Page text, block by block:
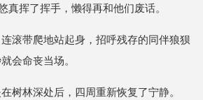
真挥了挥手，懒得再和他们废话。
滚带爬地站起身，招呼残存的同伴狼狈
会命丧当场。
树林深处后，四周重新恢复了宁静。